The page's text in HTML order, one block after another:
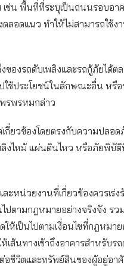
ช่น พื้นที่ที่ระบุเป็นถนนรอบอา
ลอดแนว ทำให้ไม่สามารถใช้ง
องรถดับเพลิงและรถกู้ภัยได้ตล
ใช้ประโยชน์ในลักษณะอื่น หรื
รพรหมกล่าว
กี่ยวข้องโดยตรงกับความปลอด
ลิงไหม้ แผ่นดินไหว หรือภัยพิบัติ
หน่วยงานที่เกี่ยวข้องควรเร่ง
ปตามกฎหมายอย่างจริงจัง รว
ห้เป็นไปตามเงื่อนไขที่กฎหมา
ห้เส้นทางเข้าถึงอาคารสำหรับร
ต่อชีวิตและทรัพย์สินของผู้อยู่อา